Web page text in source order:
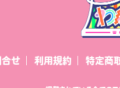
せ 利用規約 特定商